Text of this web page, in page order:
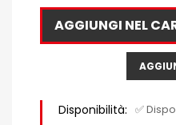
AGGIUNGI NEL
Disponibilità: ✅